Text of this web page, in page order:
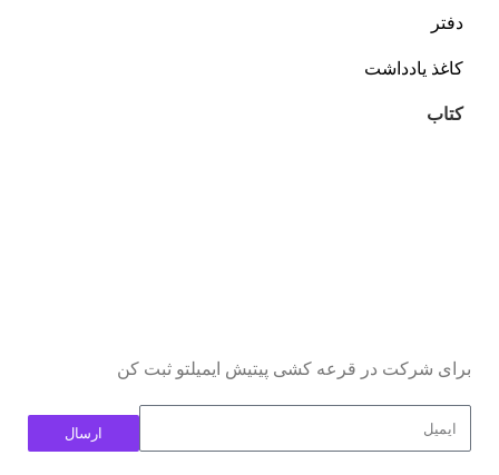
دفتر
کاغذ یادداشت
کتاب
برای شرکت در قرعه کشی پیتیش ایمیلتو ثبت کن
ارسال